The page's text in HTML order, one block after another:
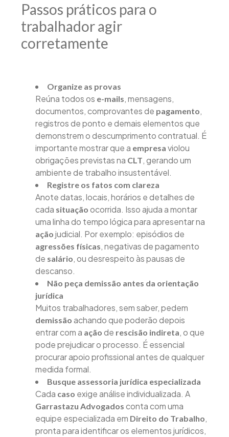
Passos práticos para o
trabalhador agir
corretamente
Organize as provas
Reúna todos os e-mails, mensagens,
documentos, comprovantes de pagamento,
registros de ponto e demais elementos que
demonstrem o descumprimento contratual. É
importante mostrar que a empresa violou
obrigações previstas na CLT, gerando um
ambiente de trabalho insustentável.
Registre os fatos com clareza
Anote datas, locais, horários e detalhes de
cada situação ocorrida. Isso ajuda a montar
uma linha do tempo lógica para apresentar na
ação judicial. Por exemplo: episódios de
agressões físicas, negativas de pagamento
de salário, ou desrespeito às pausas de
descanso.
Não peça demissão antes da orientação
jurídica
Muitos trabalhadores, sem saber, pedem
demissão achando que poderão depois
entrar com a ação de rescisão indireta, o que
pode prejudicar o processo. É essencial
procurar apoio profissional antes de qualquer
medida formal.
Busque assessoria jurídica especializada
Cada caso exige análise individualizada. A
Garrastazu Advogados conta com uma
equipe especializada em Direito do Trabalho,
pronta para identificar os elementos jurídicos,